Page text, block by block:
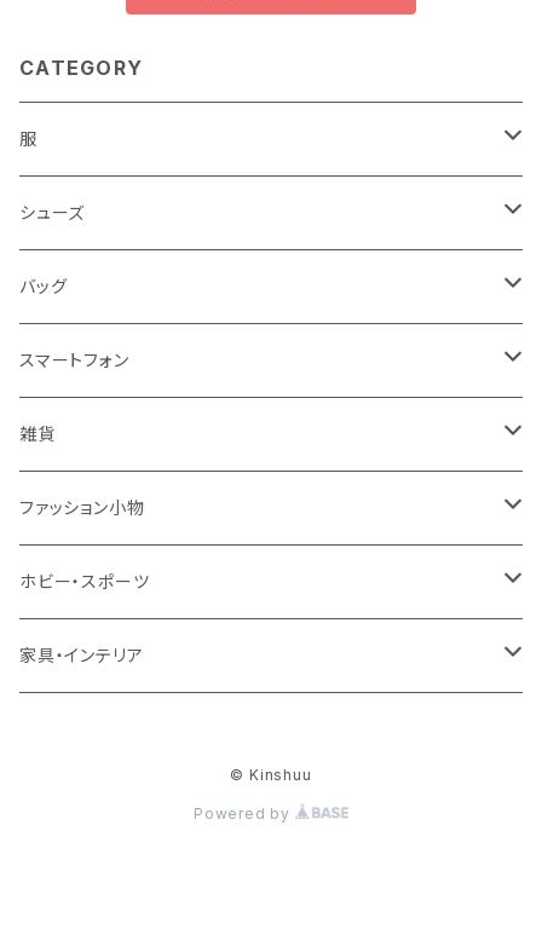
CATEGORY
服
レディース
トップス
コート・ジャケット
水着・オーバーウェア
メンズ
バッグ
帽子
キッズ＆ベビー
浴衣
シューズ
レディース
サンダル
スニーカー
メンズ
サンダル
キッズ＆ベビー
バッグ
レディース
メンズ
キッズ＆ベビー
スマートフォン
アクセサリ
ケース・カバー
ケーブル・アダプター
ケース
スタント
フィルム
雑貨
ガラス
タオル
キーホルダー
ファッション小物
サングラス・眼鏡
手芸・ハンドメイド用品
ホビー・スポーツ
アウトドア・キャンプ・登山
家具・インテリア
© Kinshuu
Powered by